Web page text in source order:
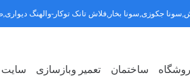
ساختمان تعمیر وبازسازی سایت
جکوزی,سونا بخار,فلاش تانک توکار-والهنگ